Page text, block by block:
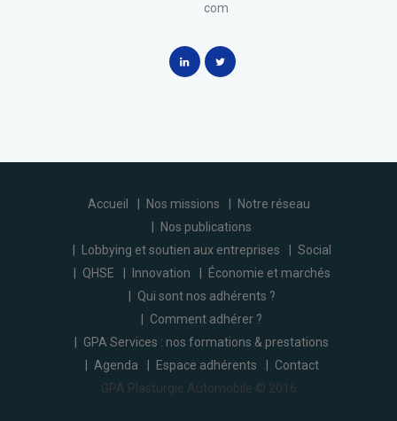
com
Accueil Nos missions
Notre réseau
Nos publications
Lobbying et soutien aux entreprises
Social
QHSE
Innovation
Économie et marchés
Qui sont nos adhérents ?
Comment adhérer ?
GPA Services : nos formations & prestations
Agenda
Espace adhérents
Contact
GPA Plasturgie Automobile © 2016